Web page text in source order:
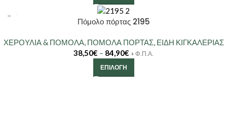
Πόμολο πόρτας 2195
ΧΕΡΟΥΛΙΑ & ΠΟΜΟΛΑ, ΠΟΜΟΛΑ ΠΟΡΤΑΣ, ΕΙΔΗ ΚΙΓΚΑΛΕΡΙΑΣ
38,50€ – 84,90€ + Φ.Π.Α.
ΕΠΙΛΟΓΉ